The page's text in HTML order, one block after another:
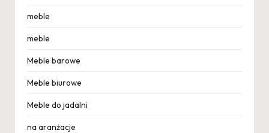
meble
meble
Meble barowe
Meble biurowe
Meble do jadalni
na aranżacje